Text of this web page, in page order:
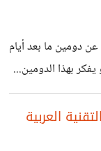
دومين ما بعد أيام
بهذا الدومين...
أم هو مجرد
العربية